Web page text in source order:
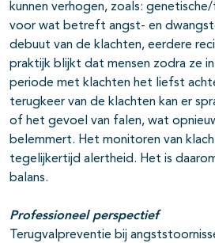
kunnen verhogen, zoals:
voor wat betreft angst- en
debuut van de klachten, eerdere
praktijk blijkt dat mensen zodra ze in
periode met klachten het liefst
terugkeer van de klachten kan er
of het gevoel van falen, wat
belemmert. Het monitoren van
tegelijkertijd alertheid. Het is
balans.
Professioneel perspectief
Terugvalpreventie bij